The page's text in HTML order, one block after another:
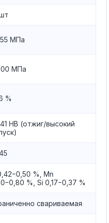
МПа
МПа
%
HB (отжиг/высокий
%, Mn
%, Si 0,17−0,37 %
свариваемая